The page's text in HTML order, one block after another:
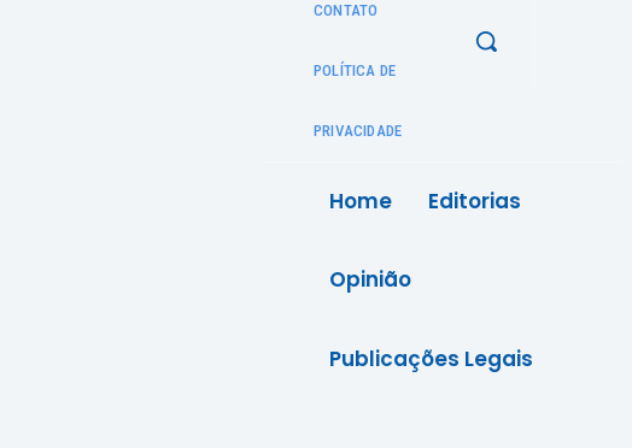
CONTATO
POLÍTICA DE
PRIVACIDADE
Home Editorias
Opinião
Publicações Legais